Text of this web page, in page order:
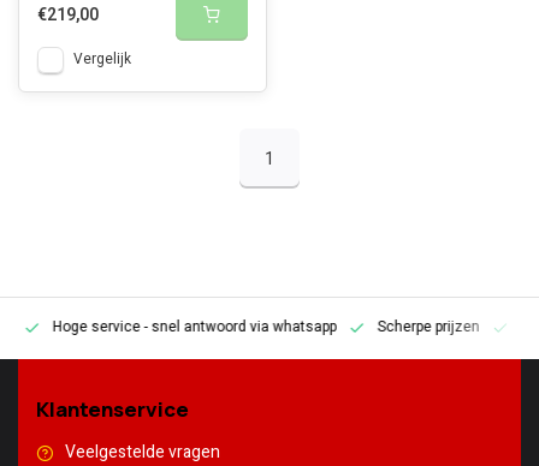
€219,00
Vergelijk
1
Hoge service- snel antwoord via whatsapp Scherpe prijzen
Klantenservice
Veelgestelde vragen